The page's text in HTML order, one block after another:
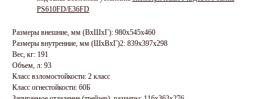
PS610FD/E36FD
Размеры внешние, мм (ВхШхГ): 980x545x460
Размеры внутренние, мм (ШхВхГ)2: 839x397x298
Вес, кг: 191
Объем, л: 93
Класс взломостойкости: 2 класс
Класс огнестойкости: 60Б